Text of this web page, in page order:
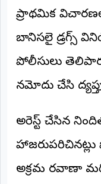
ప్రాథమిక విచారణలో
బానిసలై డ్రగ్స్
పోలీసులు
నమోదు చేసి
అరెస్ట్ చేసిన
హాజరుపరిచినట్లు
అక్రమ రవాణా